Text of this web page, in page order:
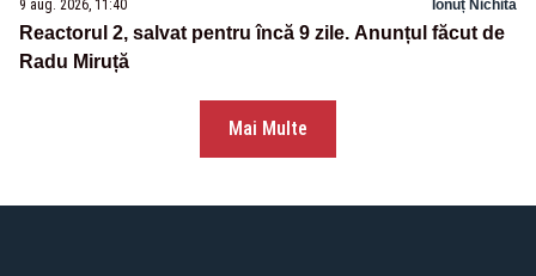
9 aug. 2026, 11:40 Ionuț Nichita
Reactorul 2, salvat pentru încă 9 zile. Anunțul făcut de
Radu Miruță
Mai Multe